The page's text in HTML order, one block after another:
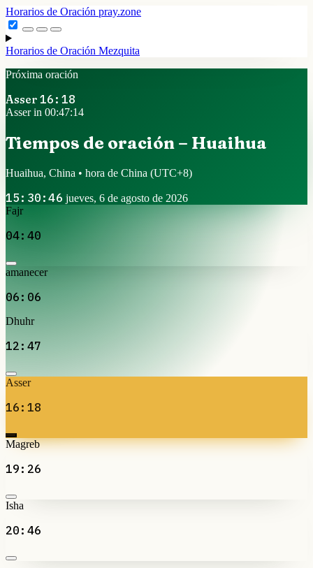
Horarios de Oración pray.zone
Horarios de Oración Mezquita
Próxima oración
Asser 16:18
Asser in 00:47:14
Tiempos de oración – Huaihua
Huaihua, China • hora de China (UTC+8)
15:30:46 jueves, 6 de agosto de 2026
Fajr
04:40
amanecer
06:06
Dhuhr
12:47
Asser
16:18
Magreb
19:26
Isha
20:46